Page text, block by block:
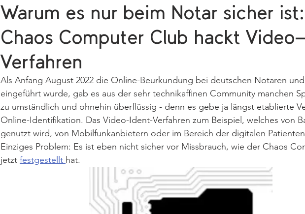
Warum es nur beim Notar sicher ist:
Chaos Computer Club hackt
Verfahren
Als Anfang August 2022 die Online-Beurkundung bei deutschen Notaren
eingeführt wurde, gab es aus der sehr technikaffinen Community manchen
zu umständlich und ohnehin überflüssig - denn es gebe ja längst etablierte
Online-Identifikation. Das Video-Ident-Verfahren zum Beispiel, welches von
genutzt wird, von Mobilfunkanbietern oder im Bereich der digitalen
Einziges Problem: Es ist eben nicht sicher vor Missbrauch, wie der Chaos
jetzt festgestellt hat.